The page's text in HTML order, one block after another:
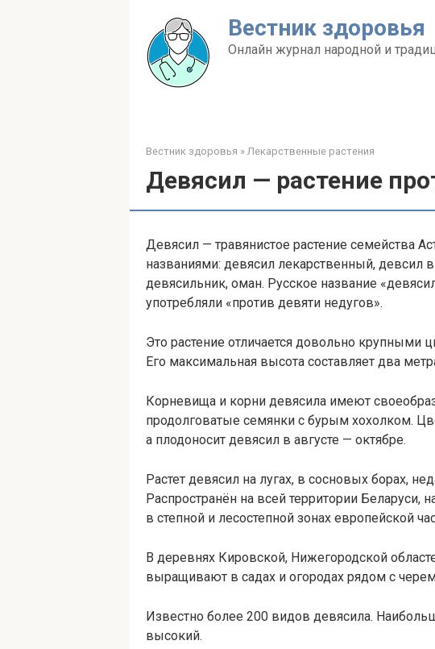
Вестник здоровья
Онлайн журнал народной и
Вестник здоровья » Лекарственные растения
Девясил — растение
Девясил — травянистое растение семейства
названиями: девясил лекарственный, девсил
девясильник, оман. Русское название
употребляли «против девяти недугов».
Это растение отличается довольно крупными
Его максимальная высота составляет два
Корневища и корни девясила имеют
продолговатые семянки с бурым хохолком.
а плодоносит девясил в августе — октябре.
Растет девясил на лугах, в сосновых борах,
Распространён на всей территории
в степной и лесостепной зонах европейской
В деревнях Кировской, Нижегородской
выращивают в садах и огородах рядом с
Известно более 200 видов девясила.
высокий.